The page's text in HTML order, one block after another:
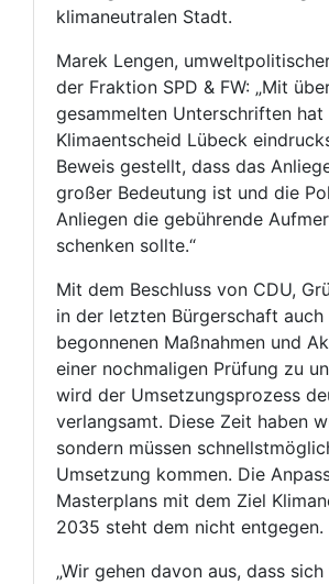
klimaneutralen Stadt.
Marek Lengen,
der Fraktion SPD & FW: „Mit
gesammelten Unterschriften
Klimaentscheid Lübeck
Beweis gestellt, dass das
großer Bedeutung ist und die
Anliegen die gebührende
schenken sollte.“
Mit dem Beschluss von CDU,
in der letzten Bürgerschaft
begonnenen Maßnahmen und
einer nochmaligen Prüfung zu
wird der Umsetzungsprozess
verlangsamt. Diese Zeit haben
sondern müssen
Umsetzung kommen. Die
Masterplans mit dem Ziel
2035 steht dem nicht entgegen.
„Wir gehen davon aus, dass